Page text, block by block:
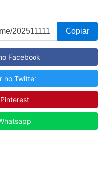
Copiar
Facebook
no Twitter